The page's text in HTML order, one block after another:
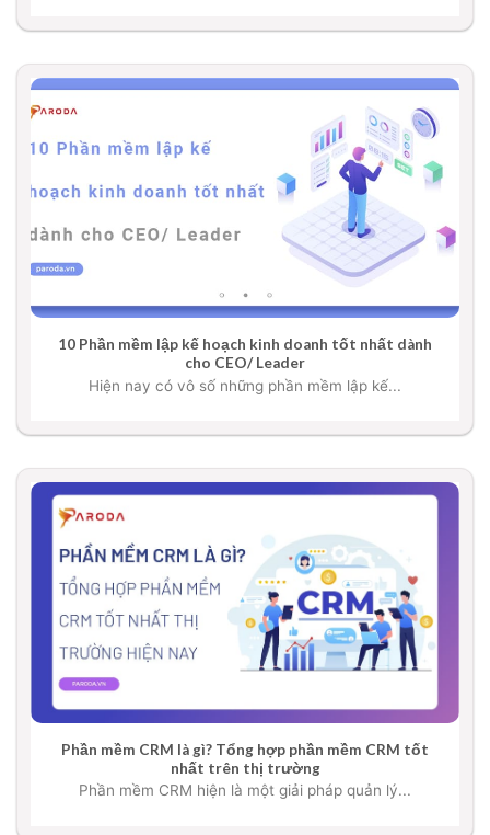
10 Phần mềm lập kế hoạch kinh doanh tốt nhất dành
cho CEO/ Leader
Hiện nay có vô số những phần mềm lập kế...
Phần mềm CRM là gì? Tổng hợp phần mềm CRM tốt
nhất trên thị trường
Phần mềm CRM hiện là một giải pháp quản lý...